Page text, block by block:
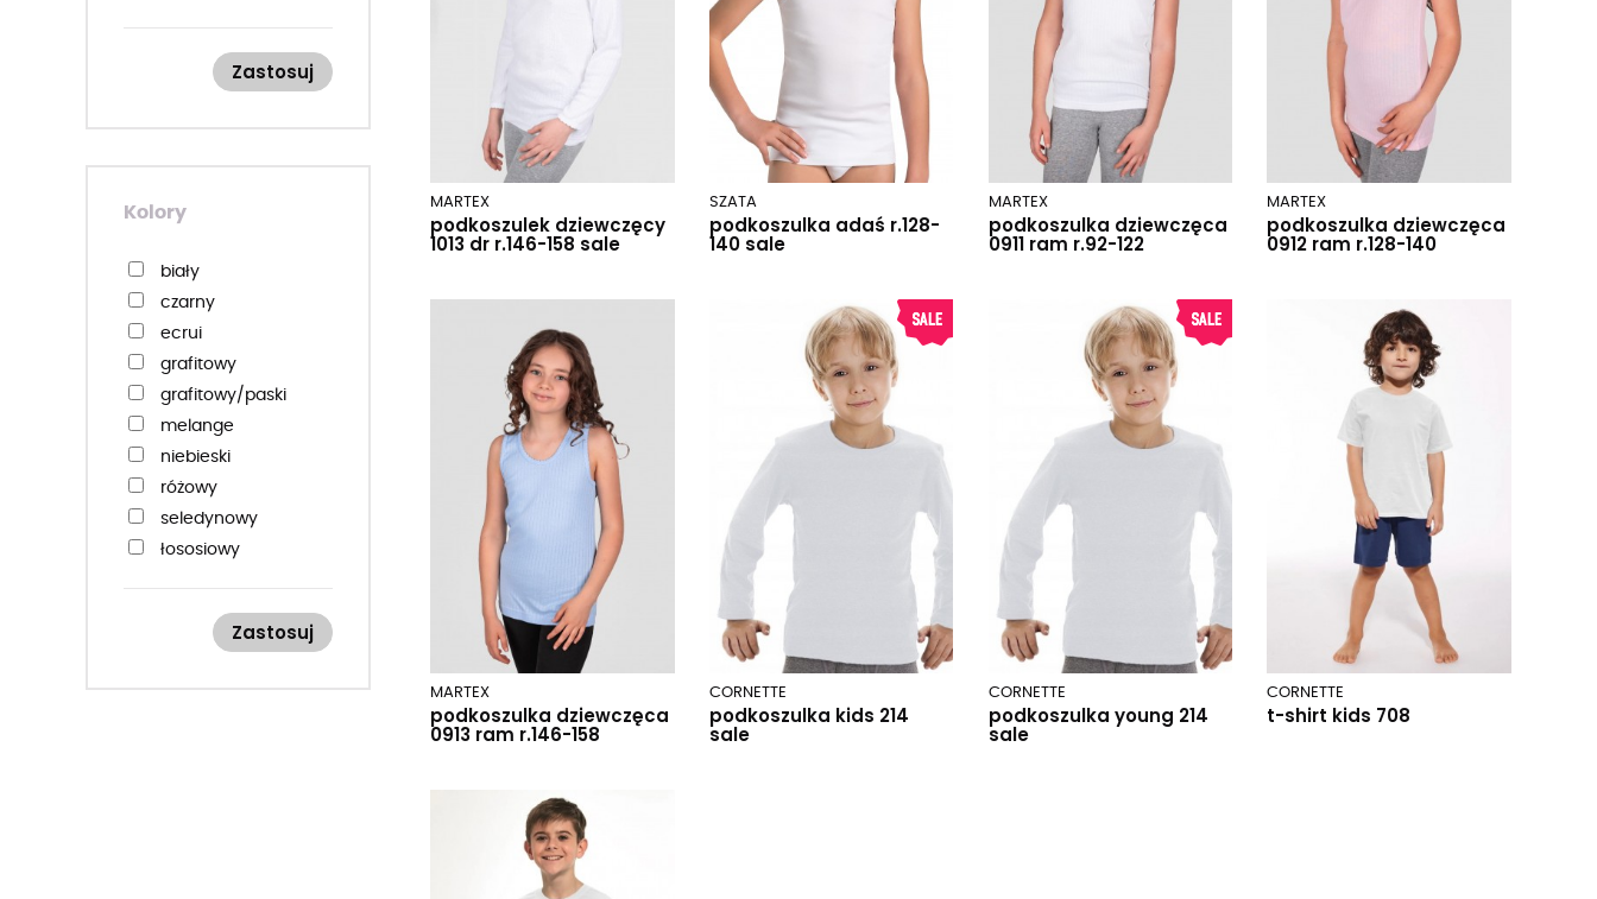
128
134-140
140
146
146-152
152
158
158-164
Zastosuj
Kolory
biały
czarny
ecrui
grafitowy
grafitowy/paski
melange
niebieski
różowy
seledynowy
łososiowy
Zastosuj
MARTEX
podkoszulek dziewczęcy
1013 dr r.146-158 sale
SZATA
podkoszulka adaś r.128-
140 sale
MARTEX
podkoszulka dziewczęca
0911 ram r.92-122
MARTEX
podkoszulka dziewczęca
0912 ram r.128-140
MARTEX
podkoszulka dziewczęca
0913 ram r.146-158
CORNETTE
podkoszulka kids 214
sale
CORNETTE
podkoszulka young 214
sale
CORNETTE
t-shirt kids 708